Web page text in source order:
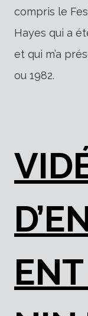
compris le
Hayes qui a
et qui m’a
ou 1982.